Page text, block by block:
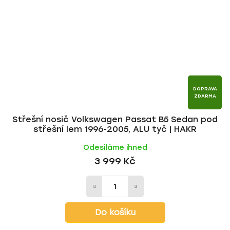
DOPRAVA
ZDARMA
Střešní nosič Volkswagen Passat B5 Sedan pod
střešní lem 1996-2005, ALU tyč | HAKR
Odesíláme ihned
3 999 Kč
Do košíku